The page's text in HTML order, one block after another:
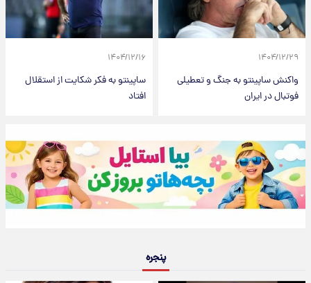
۱۴۰۴/۱۲/۲۹
واکنش ساپینتو به جنگ و تعطیلی
فوتبال در ایران
۱۴۰۴/۱۲/۱۶
ساپینتو به فکر شکایت از استقلال
افتاد
پنجره